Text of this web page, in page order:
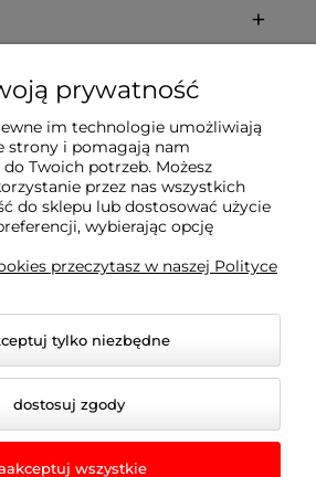
prywatność
im technologie umożliwiają
strony i pomagają nam
Twoich potrzeb. Możesz
przez nas wszystkich
do sklepu lub dostosować użycie
wybierając opcję
przeczytasz w naszej Polityce
tylko niezbędne
dostosuj zgody
wszystkie